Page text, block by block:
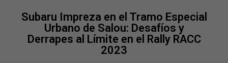
Subaru Impreza en el Tramo Especial
Urbano de Salou: Desafíos y
Derrapes al Límite en el Rally RACC
2023